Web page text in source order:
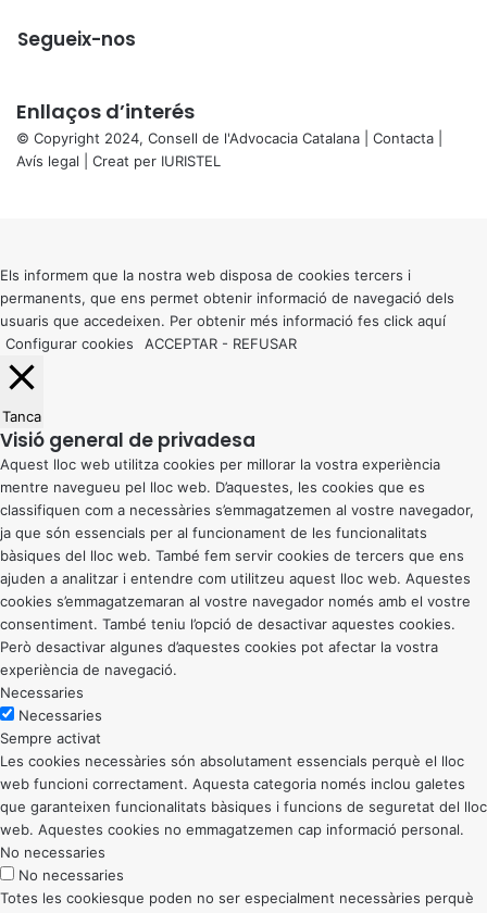
Segueix-nos
Enllaços d’interés
© Copyright 2024, Consell de l'Advocacia Catalana | Contacta
Avís legal | Creat per IURISTEL
button
Els informem que la nostra web disposa de cookies tercers i
permanents, que ens permet obtenir informació de navegació dels
usuaris que accedeixen. Per obtenir més informació fes click aquí
Configurar cookies
ACCEPTAR - REFUSAR
Tanca
Visió general de privadesa
Aquest lloc web utilitza cookies per millorar la vostra experiència
mentre navegueu pel lloc web. D’aquestes, les cookies que es
classifiquen com a necessàries s’emmagatzemen al vostre navegador,
ja que són essencials per al funcionament de les funcionalitats
bàsiques del lloc web. També fem servir cookies de tercers que ens
ajuden a analitzar i entendre com utilitzeu aquest lloc web. Aquestes
cookies s’emmagatzemaran al vostre navegador només amb el vostre
consentiment. També teniu l’opció de desactivar aquestes cookies.
Però desactivar algunes d’aquestes cookies pot afectar la vostra
experiència de navegació.
Necessaries
Necessaries
Sempre activat
Les cookies necessàries són absolutament essencials perquè el lloc
web funcioni correctament. Aquesta categoria només inclou galetes
que garanteixen funcionalitats bàsiques i funcions de seguretat del lloc
web. Aquestes cookies no emmagatzemen cap informació personal.
No necessaries
No necessaries
Totes les cookiesque poden no ser especialment necessàries perquè